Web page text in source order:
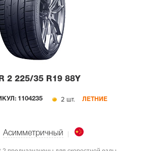
2 225/35 R19 88Y
1104235 2 шт. ЛЕТНИЕ
Асимметричный